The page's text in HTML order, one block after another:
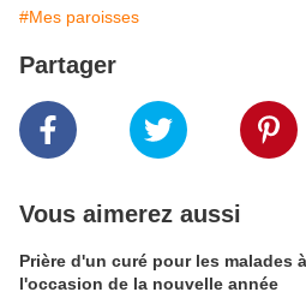
#Mes paroisses
Partager
Vous aimerez aussi
Prière d'un curé pour les malades à
l'occasion de la nouvelle année